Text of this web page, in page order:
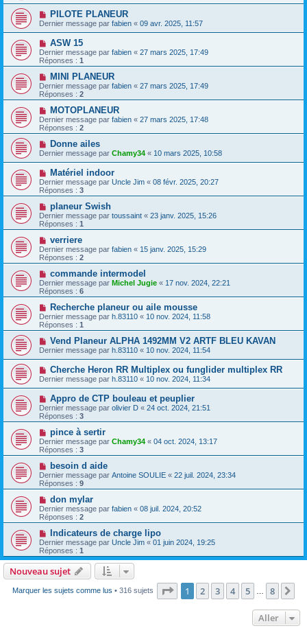
PILOTE PLANEUR
Dernier message par fabien « 09 avr. 2025, 11:57
ASW 15
Dernier message par fabien « 27 mars 2025, 17:49
Réponses : 1
MINI PLANEUR
Dernier message par fabien « 27 mars 2025, 17:49
Réponses : 2
MOTOPLANEUR
Dernier message par fabien « 27 mars 2025, 17:48
Réponses : 2
Donne ailes
Dernier message par Chamy34 « 10 mars 2025, 10:58
Matériel indoor
Dernier message par Uncle Jim « 08 févr. 2025, 20:27
Réponses : 3
planeur Swish
Dernier message par toussaint « 23 janv. 2025, 15:26
Réponses : 1
verriere
Dernier message par fabien « 15 janv. 2025, 15:29
Réponses : 2
commande intermodel
Dernier message par Michel Jugie « 17 nov. 2024, 22:21
Réponses : 6
Recherche planeur ou aile mousse
Dernier message par h.83110 « 10 nov. 2024, 11:58
Réponses : 1
Vend Planeur ALPHA 1492MM V2 ARTF BLEU KAVAN
Dernier message par h.83110 « 10 nov. 2024, 11:54
Cherche Heron RR Multiplex ou funglider multiplex RR
Dernier message par h.83110 « 10 nov. 2024, 11:34
Appro de CTP bouleau et peuplier
Dernier message par olivier D « 24 oct. 2024, 21:51
Réponses : 3
pince à sertir
Dernier message par Chamy34 « 04 oct. 2024, 13:17
Réponses : 3
besoin d aide
Dernier message par Antoine SOULIE « 22 juil. 2024, 23:34
Réponses : 9
don mylar
Dernier message par fabien « 08 juil. 2024, 20:52
Réponses : 2
Indicateurs de charge lipo
Dernier message par Uncle Jim « 01 juin 2024, 19:25
Réponses : 1
Nouveau sujet
Marquer les sujets comme lus • 316 sujets Page 1sur8
1 2 3 4 5 8
Aller